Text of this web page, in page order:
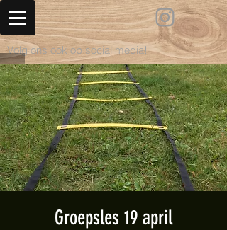
Volg ons ook op social media!
Groepsles 19 april